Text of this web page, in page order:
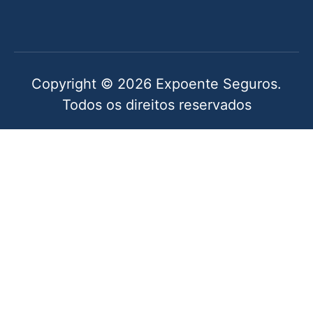
Copyright © 2026 Expoente Seguros.
Todos os direitos reservados